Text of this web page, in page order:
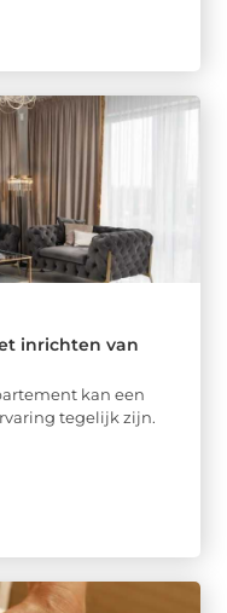
inrichten van
kan een
tegelijk zijn.